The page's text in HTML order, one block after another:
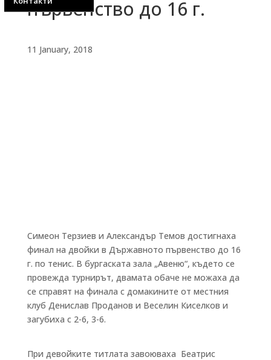
първенство до 16 г.
11 January, 2018
Симеон Терзиев и Александър Темов достигнаха
финал на двойки в Държавното първенство до 16
г. по тенис. В бургаската зала „Авеню“, където се
провежда турнирът, двамата обаче не можаха да
се справят на финала с домакините от местния
клуб Денислав Проданов и Веселин Киселков и
загубиха с 2-6, 3-6.
При девойките титлата завоюваха Беатрис